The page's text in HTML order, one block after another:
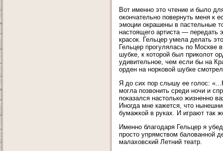
Вот именно это чтение и было
окончательно повернуть меня к
эмоции окрашены в пастельные
настоящего артиста — передать
красок. Гельцер умела делать
Гельцер прогулялась по
шубке, к которой был приколот
удивительное, чем если бы на
орден на норковой шубке
Я до сих пор слышу ее голос:
могла позвонить среди ночи и
показался настолько жизненно
Иногда мне кажется, что
бумажкой в руках. И играют так
Именно благодаря Гельцер я
просто упрямством балованной
малаховский Летний театр.